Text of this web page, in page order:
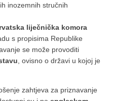
inozemnih stručnih
liječnička komora
s propisima Republike
se može provoditi
, ovisno o državi u kojoj je
zahtjeva za priznavanje